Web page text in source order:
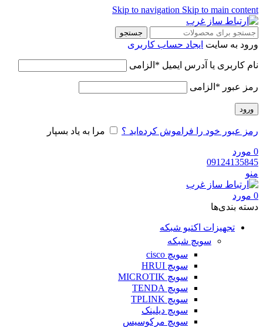
Skip to navigation Skip to main content
جستجو
ورود به سایت ایجاد حساب کاربری
نام کاربری یا آدرس ایمیل * الزامی
رمز عبور * الزامی
ورود
رمز عبور خود را فراموش کرده‌اید ؟ مرا به یاد بسپار
0 مورد
09124135845
منو
0 مورد
دسته‌ بندی‌ها
تجهیزات اکتیو شبکه
سویچ شبکه
سویچ cisco
سویچ HRUI
سویچ MICROTIK
سویچ TENDA
سویچ TPLINK
سویچ دیلینک
سویچ مرکوسیس